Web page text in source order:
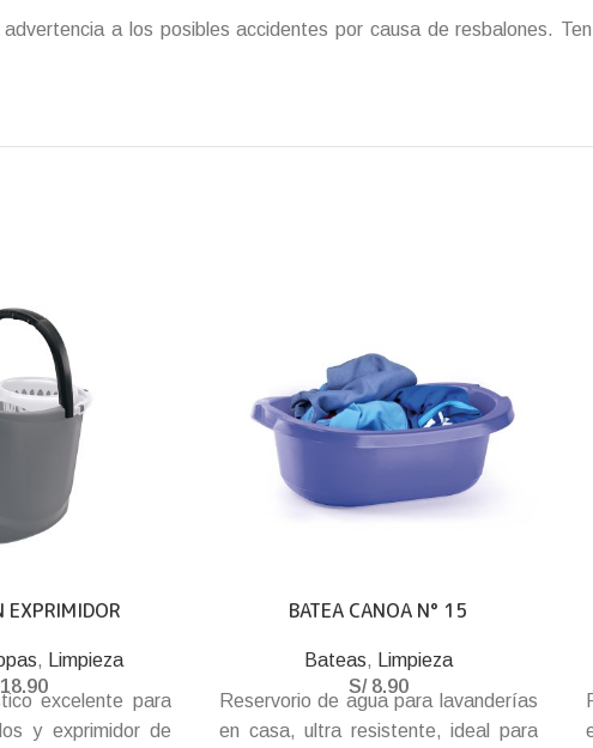
a los posibles accidentes por causa de resbalones.
EXPRIMIDOR
,
Limpieza
excelente para
y exprimidor de
BATEA CANOA N° 15
Bateas,
Limpieza
S/8.90
Reservorio de agua para lavanderías
en casa, ultra resistente, ideal para